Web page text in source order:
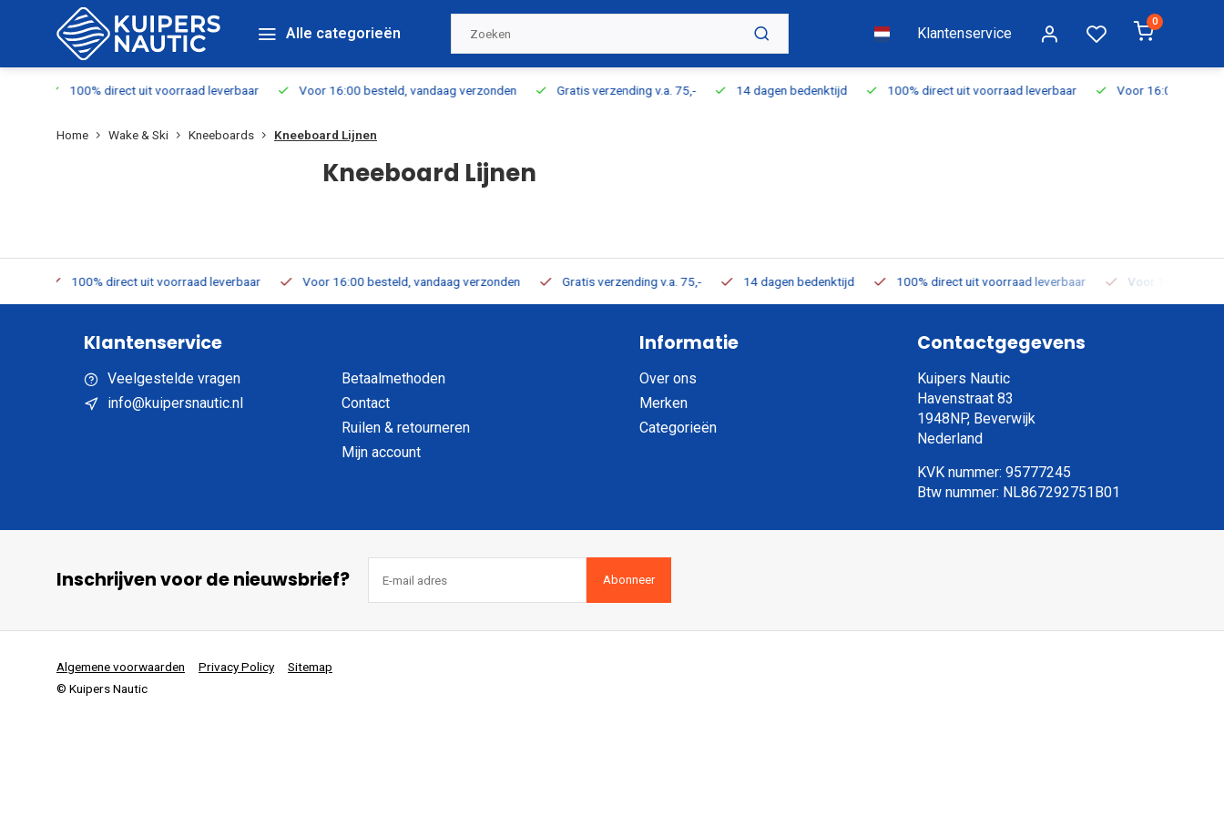
Alle categorieën Klantenservice
0
Voor 16:00 besteld, vandaag verzonden Gratis verzending v.a. 75,- 14 dagen bedenktijd 100% direct uit voorraad leverbaar Voor 16:00 besteld, vandaag verzonden
Home Wake & Ski Kneeboards Kneeboard Lijnen
Kneeboard Lijnen
Voor 16:00 besteld, vandaag verzonden Gratis verzending v.a. 75,- 14 dagen bedenktijd 100% direct uit voorraad leverbaar Voor 16:00 besteld, vandaag verzonden
Klantenservice
Veelgestelde vragen
info@kuipersnautic.nl
Betaalmethoden
Contact
Ruilen & retourneren
Mijn account
Informatie
Over ons
Merken
Categorieën
Contactgegevens
Kuipers Nautic
Havenstraat 83
1948NP, Beverwijk
Nederland
KVK nummer: 95777245
Btw nummer: NL867292751B01
Inschrijven voor de nieuwsbrief? Abonneer
Algemene voorwaarden Privacy Policy
Sitemap
© Kuipers Nautic